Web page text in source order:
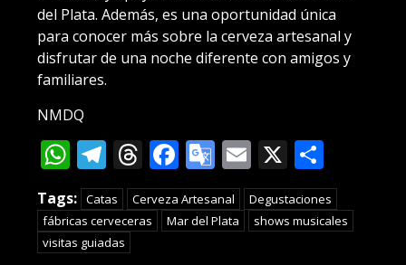
del Plata. Además, es una oportunidad única
para conocer más sobre la cerveza artesanal y
disfrutar de una noche diferente con amigos y
familiares.
NMDQ
WhatsApp
Telegram
Threads
Facebook
Google
Translate
Email
X
Tags: Catas Cerveza Artesanal
Degustaciones
fábricas cerveceras
Mar del Plata
shows musicales
visitas guiadas